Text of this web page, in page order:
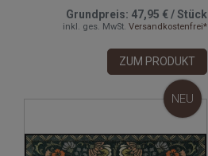
Grundpreis: 47,95 €/Stück
inkl. ges. MwSt. Versandkostenfrei*
ZUM PRODUKT
NEU